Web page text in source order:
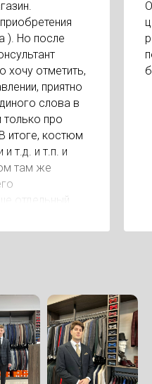
). Но после
хочу отметить,
приятно
слова в
только про
итоге, костюм
т.д. и т.п. и
там же
отдельный
сумму за
очень